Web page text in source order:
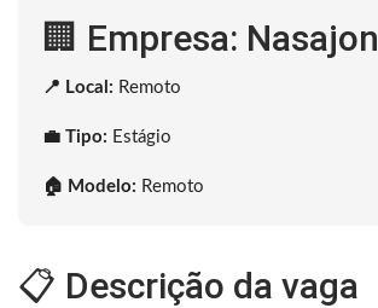
🏢 Empresa: Nasajon
📍 Local: Remoto
💼 Tipo: Estágio
🏠 Modelo: Remoto
📋 Descrição da vaga